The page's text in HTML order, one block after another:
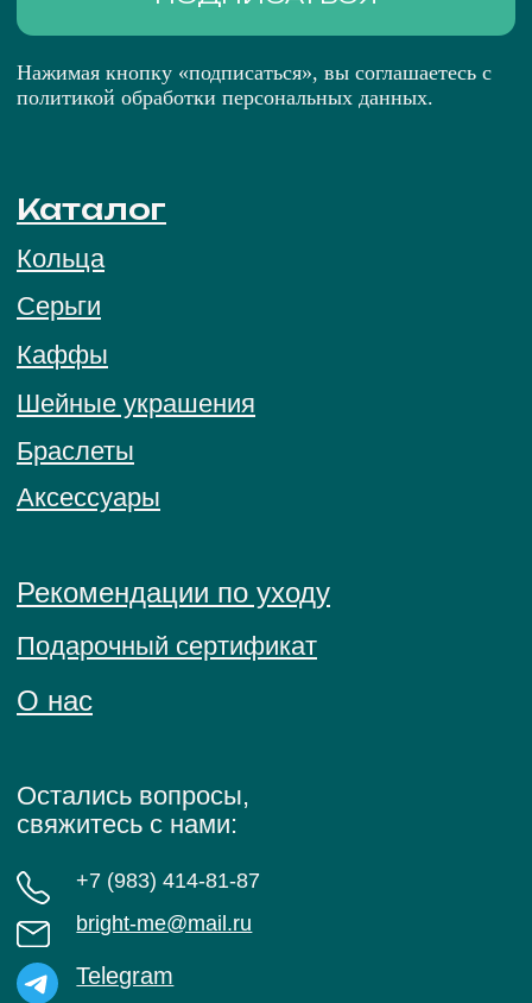
Остались вопросы,
свяжитесь с нами:
Telegram
MAX
ПОЛИТИКА ОБРАБОТКИ ПЕРСОНАЛЬНЫХ
ДАННЫХ
О нас
© 2026 BRIGHT ME